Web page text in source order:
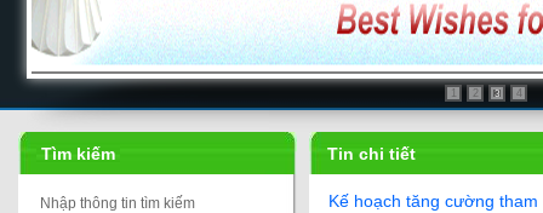
Liên đoàn cầu lông thế giới
Liên đoàn cầu lông thế giới
1 2 3 4
Tìm kiếm
Nhập thông tin tìm kiếm
Tin chi tiết
Kế hoạch tăng cường